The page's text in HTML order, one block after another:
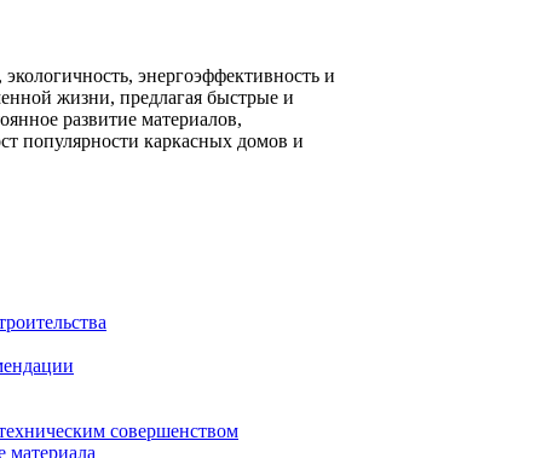
энергоэффективность и
жизни, предлагая быстрые и
развитие материалов,
популярности каркасных домов и
совершенством
материала